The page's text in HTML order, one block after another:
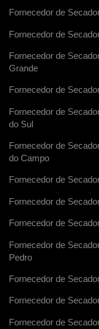
Fornecedor de
Fornecedor de
Fornecedor de
Grande
Fornecedor de
Fornecedor de
do Sul
Fornecedor de
do Campo
Fornecedor de
Fornecedor de
Fornecedor de
Fornecedor de
Pedro
Fornecedor de
Fornecedor de
Fornecedor de